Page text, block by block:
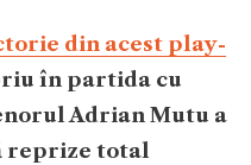
din acest play-
în partida cu
Adrian Mutu a
reprize total